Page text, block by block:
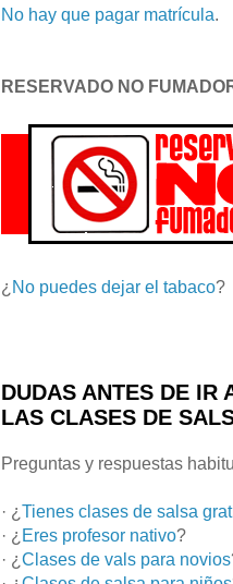
No hay que pagar matrícula.
RESERVADO NO
¿ No puedes dejar el tabaco?
DUDAS ANTES DE IR
LAS CLASES DE
Preguntas y respuestas
· ¿ Tienes clases de salsa
· ¿ Eres profesor nativo?
· ¿ Clases de vals para novios